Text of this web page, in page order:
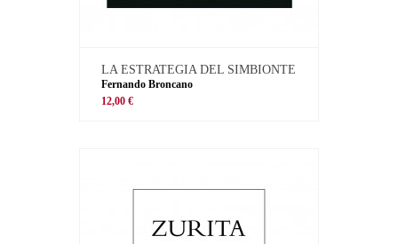
LA ESTRATEGIA DEL SIMBIONTE
Fernando Broncano
12,00 €